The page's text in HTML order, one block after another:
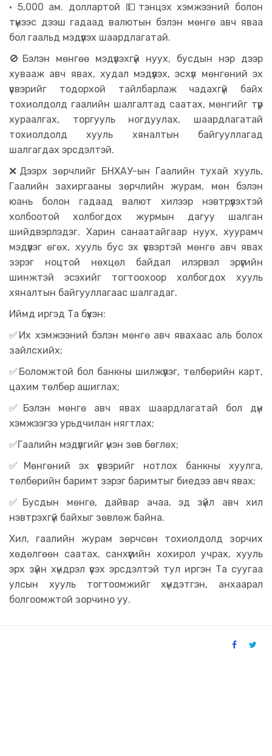
• 5,000 ам. доллартой 💵тэнцэх хэмжээний болон
түүнээс дээш гадаад валютын бэлэн мөнгө авч яваа
бол гаальд мэдүүлэх шаардлагатай.
🚫Бэлэн мөнгөө мэдүүлэхгүй нуух, бусдын нэр дээр
хувааж авч явах, худал мэдүүлэх, эсхүл мөнгөний эх
үүсвэрийг тодорхой тайлбарлаж чадахгүй байх
тохиолдолд гаалийн шалгалтад саатах, мөнгийг түр
хураалгах, торгууль ногдуулах, шаардлагатай
тохиолдолд хууль хяналтын байгууллагад
шалгагдах эрсдэлтэй.
❌Дээрх зөрчлийг БНХАУ-ын Гаалийн тухай хууль,
Гаалийн захиргааны зөрчлийн журам, мөн бэлэн
юань болон гадаад валют хилээр нэвтрүүлэхтэй
холбоотой холбогдох журмын дагуу шалган
шийдвэрлэдэг. Харин санаатайгаар нуух, хуурамч
мэдүүлэг өгөх, хууль бус эх үүсвэртэй мөнгө авч явах
зэрэг ноцтой нөхцөл байдал илэрвэл эрүүгийн
шинжтэй эсэхийг тогтоохоор холбогдох хууль
хяналтын байгууллагаас шалгадаг.
Иймд иргэд Та бүхэн:
✅Их хэмжээний бэлэн мөнгө авч явахаас аль болох
зайлсхийх;
✅Боломжтой бол банкны шилжүүлэг, төлбөрийн карт,
цахим төлбөр ашиглах;
✅Бэлэн мөнгө авч явах шаардлагатай бол дүн
хэмжээгээ урьдчилан нягтлах;
✅Гаалийн мэдүүлгийг үнэн зөв бөглөх;
✅Мөнгөний эх үүсвэрийг нотлох банкны хуулга,
төлбөрийн баримт зэрэг баримтыг биедээ авч явах;
✅Бусдын мөнгө, дайвар ачаа, эд зүйл авч хил
нэвтрэхгүй байхыг зөвлөж байна.
Хил, гаалийн журам зөрчсөн тохиолдолд зорчих
хөдөлгөөн саатах, санхүүгийн хохирол учрах, хууль
эрх зүйн хүндрэл үүсэх эрсдэлтэй тул иргэн Та суугаа
улсын хууль тогтоомжийг хүндэтгэн, анхаарал
болгоомжтой зорчино уу.